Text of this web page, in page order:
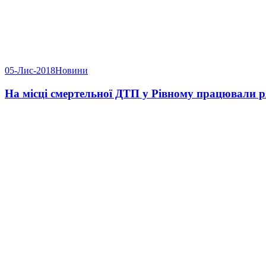
05-Лис-2018Новини
На місці смертельної ДТП у Рівному працювали